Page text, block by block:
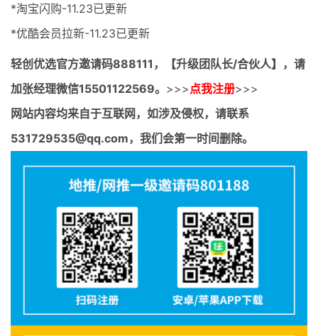
*淘宝闪购-11.23已更新
*优酷会员拉新-11.23已更新
轻创优选官方邀请码888111，【升级团队长/合伙人】，请
加张经理微信15501122569。 >>> 点我注册>>>
网站内容均来自于互联网，如涉及侵权，请联系
531729535@qq.com，我们会第一时间删除。